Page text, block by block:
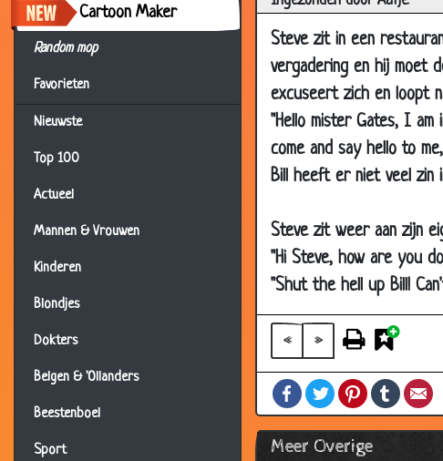
Cartoon Maker
Random mop
Favorieten
Nieuwste
Top 100
Actueel
Mannen & Vrouwen
Kinderen
Blondjes
Dokters
Belgen & 'Ollanders
Beestenboel
Sport
Steve zit in een
vergadering en hij moet
excuseert zich en loopt
"Hello mister Gates, I
come and say hello to
Bill heeft er niet veel zin
Steve zit weer aan zijn
"Hi Steve, how are you
"Shut the hell up Bill!
« »
FacebookTwitterPinterestTumblr
Meer Overige
07 Feb 2002
Mijn hond
07 Feb 2002
Mond en
06 Feb 2002
Weetjes
05 Feb 2002
Margriet
05 Feb 2002
De toerist
04 Feb 2002
De lelijkste
02 Feb 2002
File
26 Jan 2002
Superhond
22 Jan 2002
K*t bank
17 Jan 2002
Plassen